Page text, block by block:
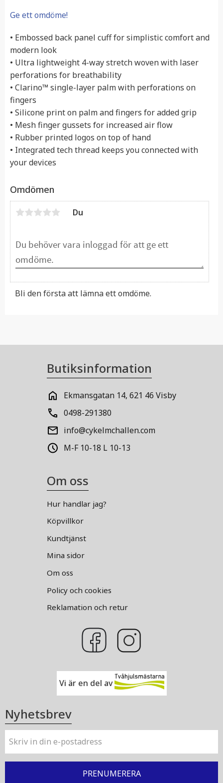
Ge ett omdöme!
• Embossed back panel cuff for simplistic comfort and
modern look
• Ultra lightweight 4-way stretch woven with laser
perforations for breathability
• Clarino™ single-layer palm with perforations on
fingers
• Silicone print on palm and fingers for added grip
• Mesh finger gussets for increased air flow
• Rubber printed logos on top of hand
• Integrated tech thread keeps you connected with
your devices
Omdömen
Du
Bli den första att lämna ett omdöme.
Butiksinformation
Ekmansgatan 14, 621 46 Visby
0498-291380
info@cykelmchallen.com
M-F 10-18 L 10-13
Om oss
Hur handlar jag?
Köpvillkor
Kundtjänst
Mina sidor
Om oss
Policy och cookies
Reklamation och retur
Vi är en del av
Nyhetsbrev
PRENUMERERA